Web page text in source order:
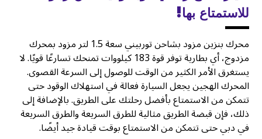
للاستمتاع بها!
محرك بنزين مزود بشاحن توربيني سعة 1.5 لتر مزود بمحرك
مزدوج، أي بطارية توفر قوة 183 كيلووات تمنحك تسارعًا قويًا. لا
يستغرق الأمر الكثير من الوقت للوصول إلى السرعة القصوى.
المحرك الهجين يجعل السيارة فعالة في استهلاك الوقود حتى
تتمكن من الاستمتاع بأفضل رحلتك على الطريق. بالإضافة إلى
ذلك، فإن قبضة الطريق مثالية للطرق السريعة والطرق السريعة
في دبي حتى تتمكن من الاستمتاع بوقت قيادة جيد أيضًا.